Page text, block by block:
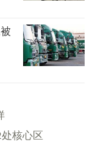
核心区